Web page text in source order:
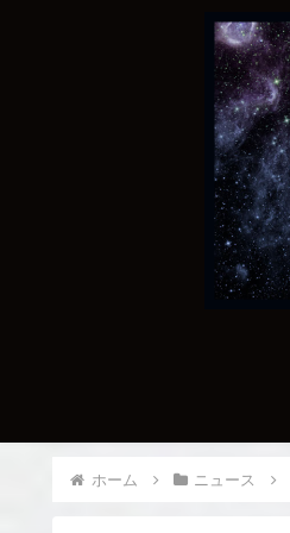
ホーム ニュース